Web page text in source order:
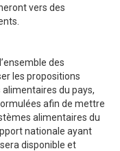
vers des
des
les propositions
du pays,
afin de mettre
alimentaires du
nationale ayant
disponible et